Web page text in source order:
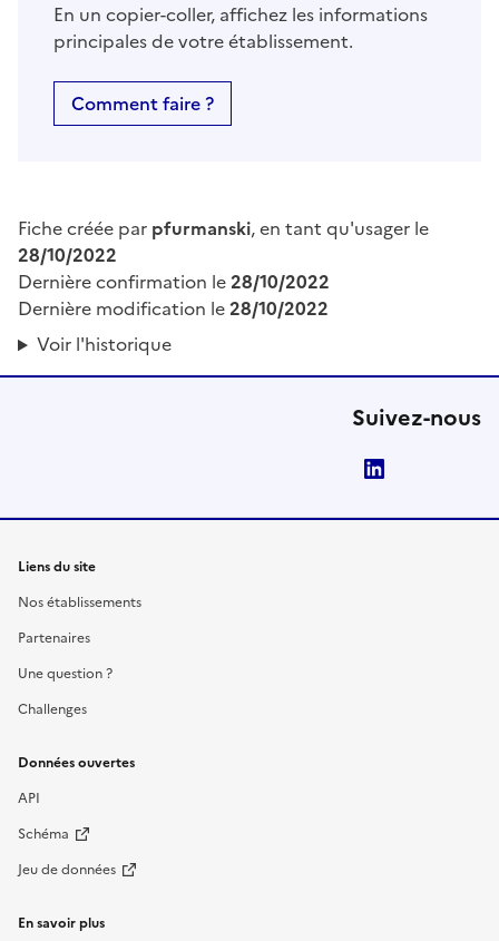
En un copier-coller, affichez les informations
principales de votre établissement.
Comment faire ?
Fiche créée par pfurmanski, en tant qu'usager le
28/10/2022
Dernière confirmation le28/10/2022
Dernière modification le28/10/2022
Voir l'historique
Suivez-nous
Liens du site
Nos établissements
Partenaires
Une question ?
Challenges
Données ouvertes
API
Schéma
Jeu de données
En savoir plus